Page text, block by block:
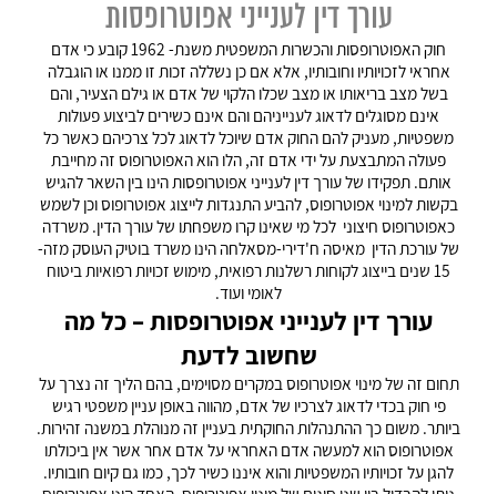
עורך דין לענייני אפוטרופסות
חוק האפוטרופסות והכשרות המשפטית משנת- 1962 קובע כי אדם
אחראי לזכויותיו וחובותיו, אלא אם כן נשללה זכות זו ממנו או הוגבלה
בשל מצב בריאותו או מצב שכלו הלקוי של אדם או גילם הצעיר, והם
אינם מסוגלים לדאוג לענייניהם והם אינם כשירים לביצוע פעולות
משפטיות, מעניק להם החוק אדם שיוכל לדאוג לכל צרכיהם כאשר כל
פעולה המתבצעת על ידי אדם זה, הלו הוא האפוטרופוס זה מחייבת
אותם. תפקידו של עורך דין לענייני אפוטרופסות הינו בין השאר להגיש
בקשות למינוי אפוטרופוס, להביע התנגדות לייצוג אפוטרופוס וכן לשמש
כאפוטרופוס חיצוני לכל מי שאינו קרו משפחתו של עורך הדין. משרדה
של עורכת הדין מאיסה ח'דירי-מסאלחה הינו משרד בוטיק העוסק מזה-
15 שנים בייצוג לקוחות רשלנות רפואית, מימוש זכויות רפואיות ביטוח
לאומי ועוד.
עורך דין לענייני אפוטרופסות – כל מה
שחשוב לדעת
תחום זה של מינוי אפוטרופוס במקרים מסוימים, בהם הליך זה נצרך על
פי חוק בכדי לדאוג לצרכיו של אדם, מהווה באופן עניין משפטי רגיש
ביותר. משום כך ההתנהלות החוקתית בעניין זה מנוהלת במשנה זהירות.
אפוטרופוס הוא למעשה אדם האחראי על אדם אחר אשר אין ביכולתו
להגן על זכויותיו המשפטיות והוא איננו כשיר לכך, כמו גם קיום חובותיו.